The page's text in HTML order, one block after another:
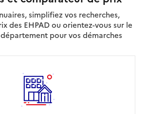
simplifiez vos recherches,
des EHPAD ou orientez-vous sur le
pour vos démarches